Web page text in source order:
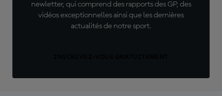
newletter, qui comprend des rapports des GP, des
vidéos exceptionnelles ainsi que les dernières
actualités de notre sport.